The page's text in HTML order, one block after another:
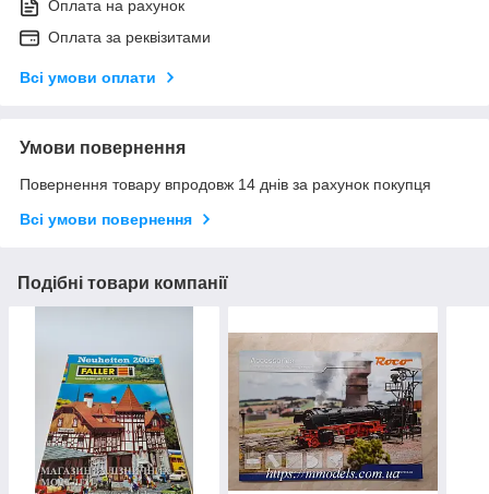
Оплата на рахунок
Оплата за реквізитами
Всі умови оплати
Умови повернення
Повернення товару впродовж 14 днів за рахунок покупця
Всі умови повернення
Подібні товари компанії